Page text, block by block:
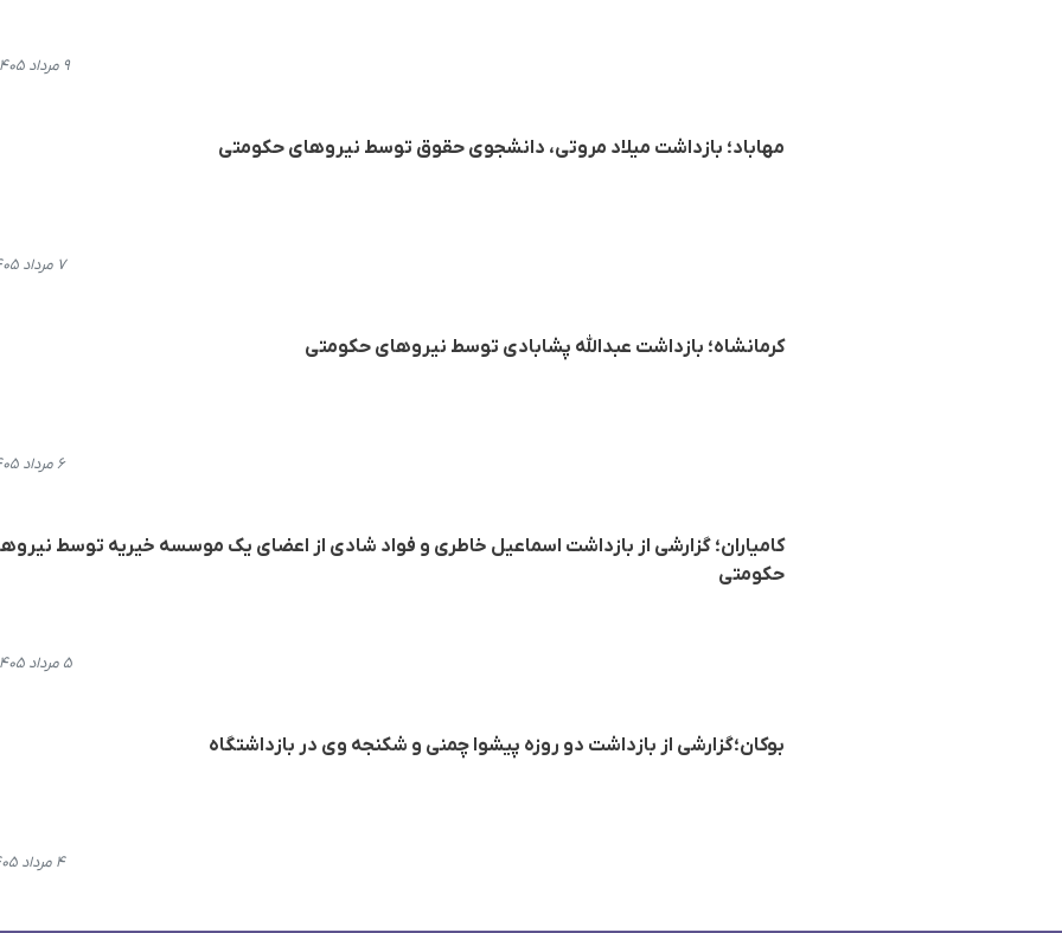
۹ مرداد ۱۴۰۵، ۱۵:۴۰
مهاباد؛ بازداشت میلاد مروتی، دانشجوی حقوق توسط نیروهای حکومتی
۷ مرداد ۱۴۰۵، ۱۱:۲۴
کرمانشاه؛ بازداشت عبدالله پشابادی توسط نیروهای حکومتی
۶ مرداد ۱۴۰۵، ۱۰:۲۹
کامیاران؛ گزارشی از بازداشت اسماعیل خاطری و فواد شادی از اعضای یک موسسه خیریه توسط
حکومتی
۵ مرداد ۱۴۰۵، ۱۰:۵۵
بوکان؛گزارشی از بازداشت دو روزه پیشوا چمنی و شکنجه وی در بازداشتگاه
۴ مرداد ۱۴۰۵، ۱۹:۴۱